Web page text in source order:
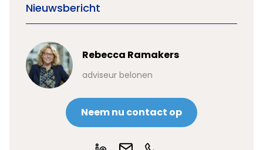
Nieuwsbericht
Rebecca Ramakers
adviseur belonen
Neem nu contact op